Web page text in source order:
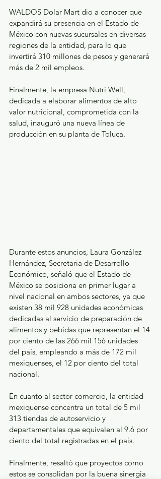
WALDOS Dolar Mart dio a conocer que
expandirá su presencia en el Estado de
México con nuevas sucursales en diversas
regiones de la entidad, para lo que
invertirá 310 millones de pesos y generará
más de 2 mil empleos.
Finalmente, la empresa Nutri Well,
dedicada a elaborar alimentos de alto
valor nutricional, comprometida con la
salud, inauguró una nueva línea de
producción en su planta de Toluca.
Durante estos anuncios, Laura González
Hernández, Secretaria de Desarrollo
Económico, señaló que el Estado de
México se posiciona en primer lugar a
nivel nacional en ambos sectores, ya que
existen 38 mil 928 unidades económicas
dedicadas al servicio de preparación de
alimentos y bebidas que representan el 14
por ciento de las 266 mil 156 unidades
del país, empleando a más de 172 mil
mexiquenses, el 12 por ciento del total
nacional.
En cuanto al sector comercio, la entidad
mexiquense concentra un total de 5 mil
313 tiendas de autoservicio y
departamentales que equivalen al 9.6 por
ciento del total registradas en el país.
Finalmente, resaltó que proyectos como
estos se consolidan por la buena sinergia